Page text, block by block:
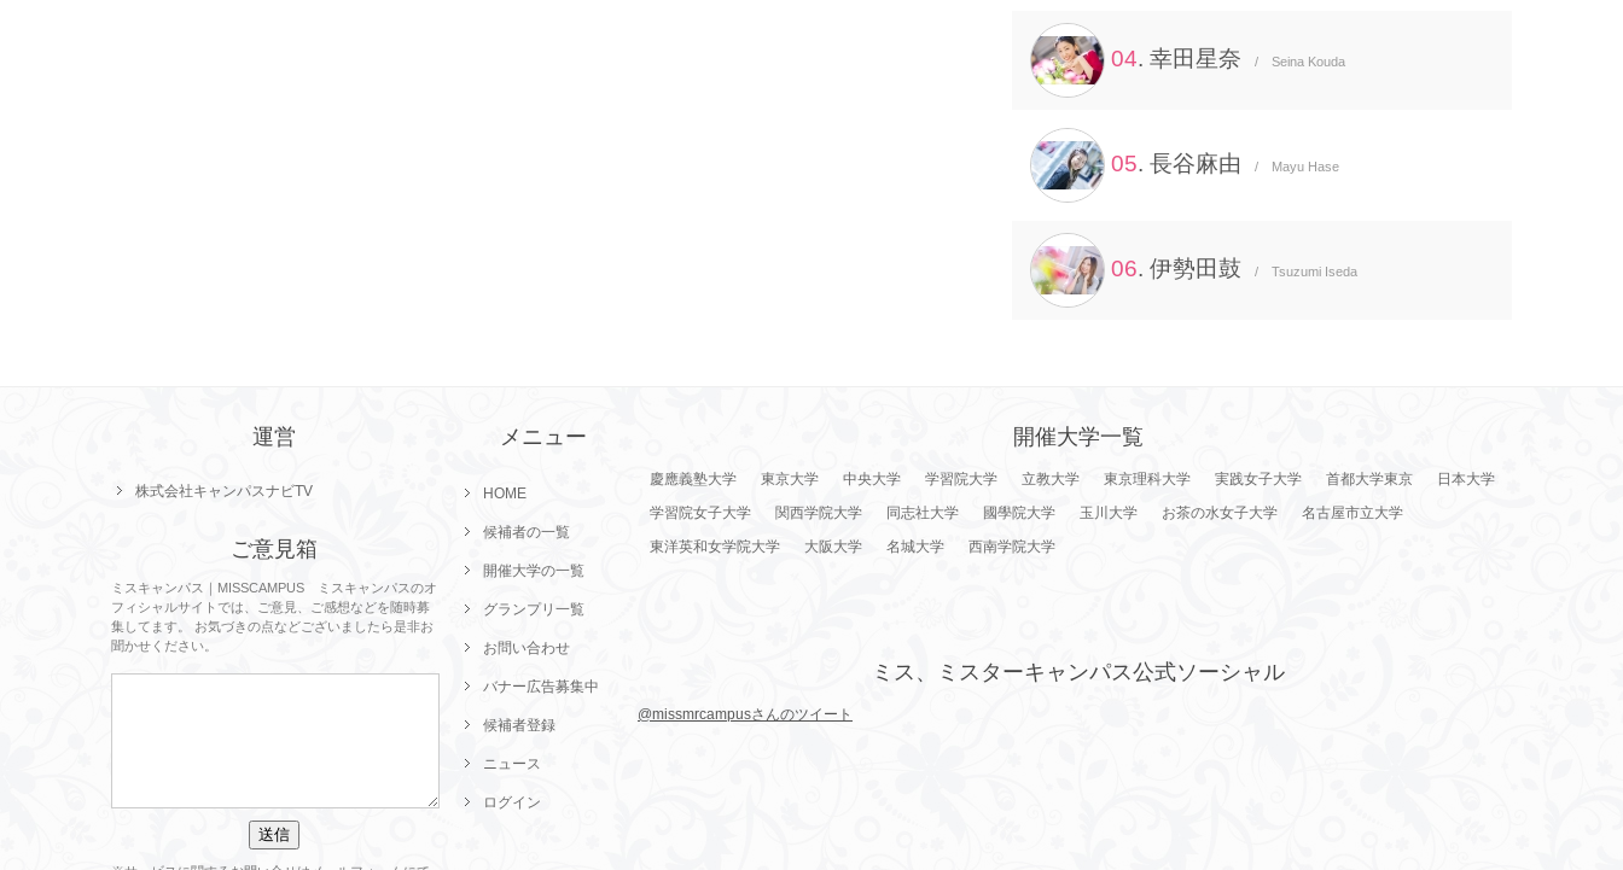
04. 幸田星奈 / Seina Kouda
05. 長谷麻由 / Mayu Hase
06. 伊勢田鼓 / Tsuzumi Iseda
運営
株式会社キャンパスナビTV
ご意見箱
ミスキャンパス｜MISSCAMPUS ミスキャンパスのオ
フィシャルサイトでは、ご意見、ご感想などを随時募
集してます。 お気づきの点などございましたら是非お
聞かせください。
メニュー
HOME
候補者の一覧
開催大学の一覧
グランプリ一覧
お問い合わせ
バナー広告募集中
候補者登録
ニュース
ログイン
開催大学一覧
慶應義塾大学 東京大学 中央大学 学習院大学 立教大学 東京理科大学 実践女子大学 首都大学東京
日本大学
学習院女子大学
関西学院大学 同志社大学 國學院大学 玉川大学 お茶の水女子大学
名古屋市立大学
東洋英和女学院大学
大阪大学 名城大学 西南学院大学
ミス、ミスターキャンパス公式ソーシャル
@missmrcampusさんのツイート